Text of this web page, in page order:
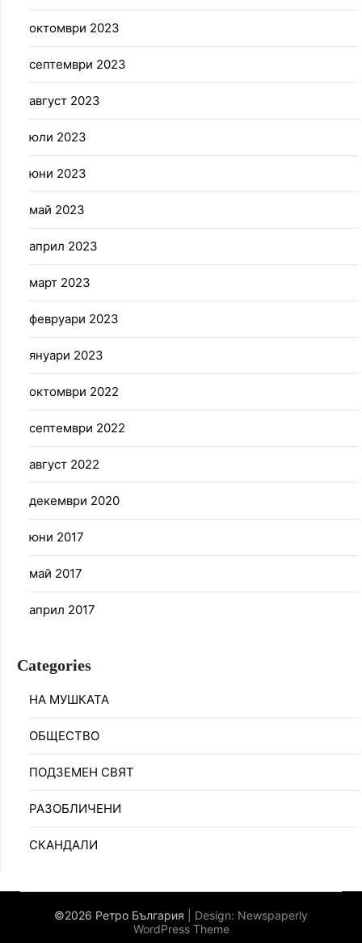
октомври 2023
септември 2023
август 2023
юли 2023
юни 2023
май 2023
април 2023
март 2023
февруари 2023
януари 2023
октомври 2022
септември 2022
август 2022
декември 2020
юни 2017
май 2017
април 2017
Categories
НА МУШКАТА
ОБЩЕСТВО
ПОДЗЕМЕН СВЯТ
РАЗОБЛИЧЕНИ
СКАНДАЛИ
©2026 Ретро България | Design: Newspaperly
WordPress Theme